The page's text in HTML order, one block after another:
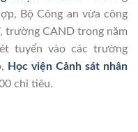
Bộ Công an vừa công
trường CAND trong năm
tuyển vào các trường
Học viện Cảnh sát nhân
chỉ tiêu.